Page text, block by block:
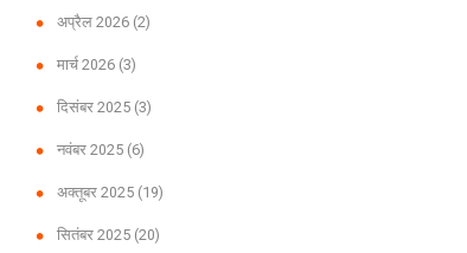
अप्रैल 2026 (2)
मार्च 2026 (3)
दिसंबर 2025 (3)
नवंबर 2025 (6)
अक्तूबर 2025 (19)
सितंबर 2025 (20)